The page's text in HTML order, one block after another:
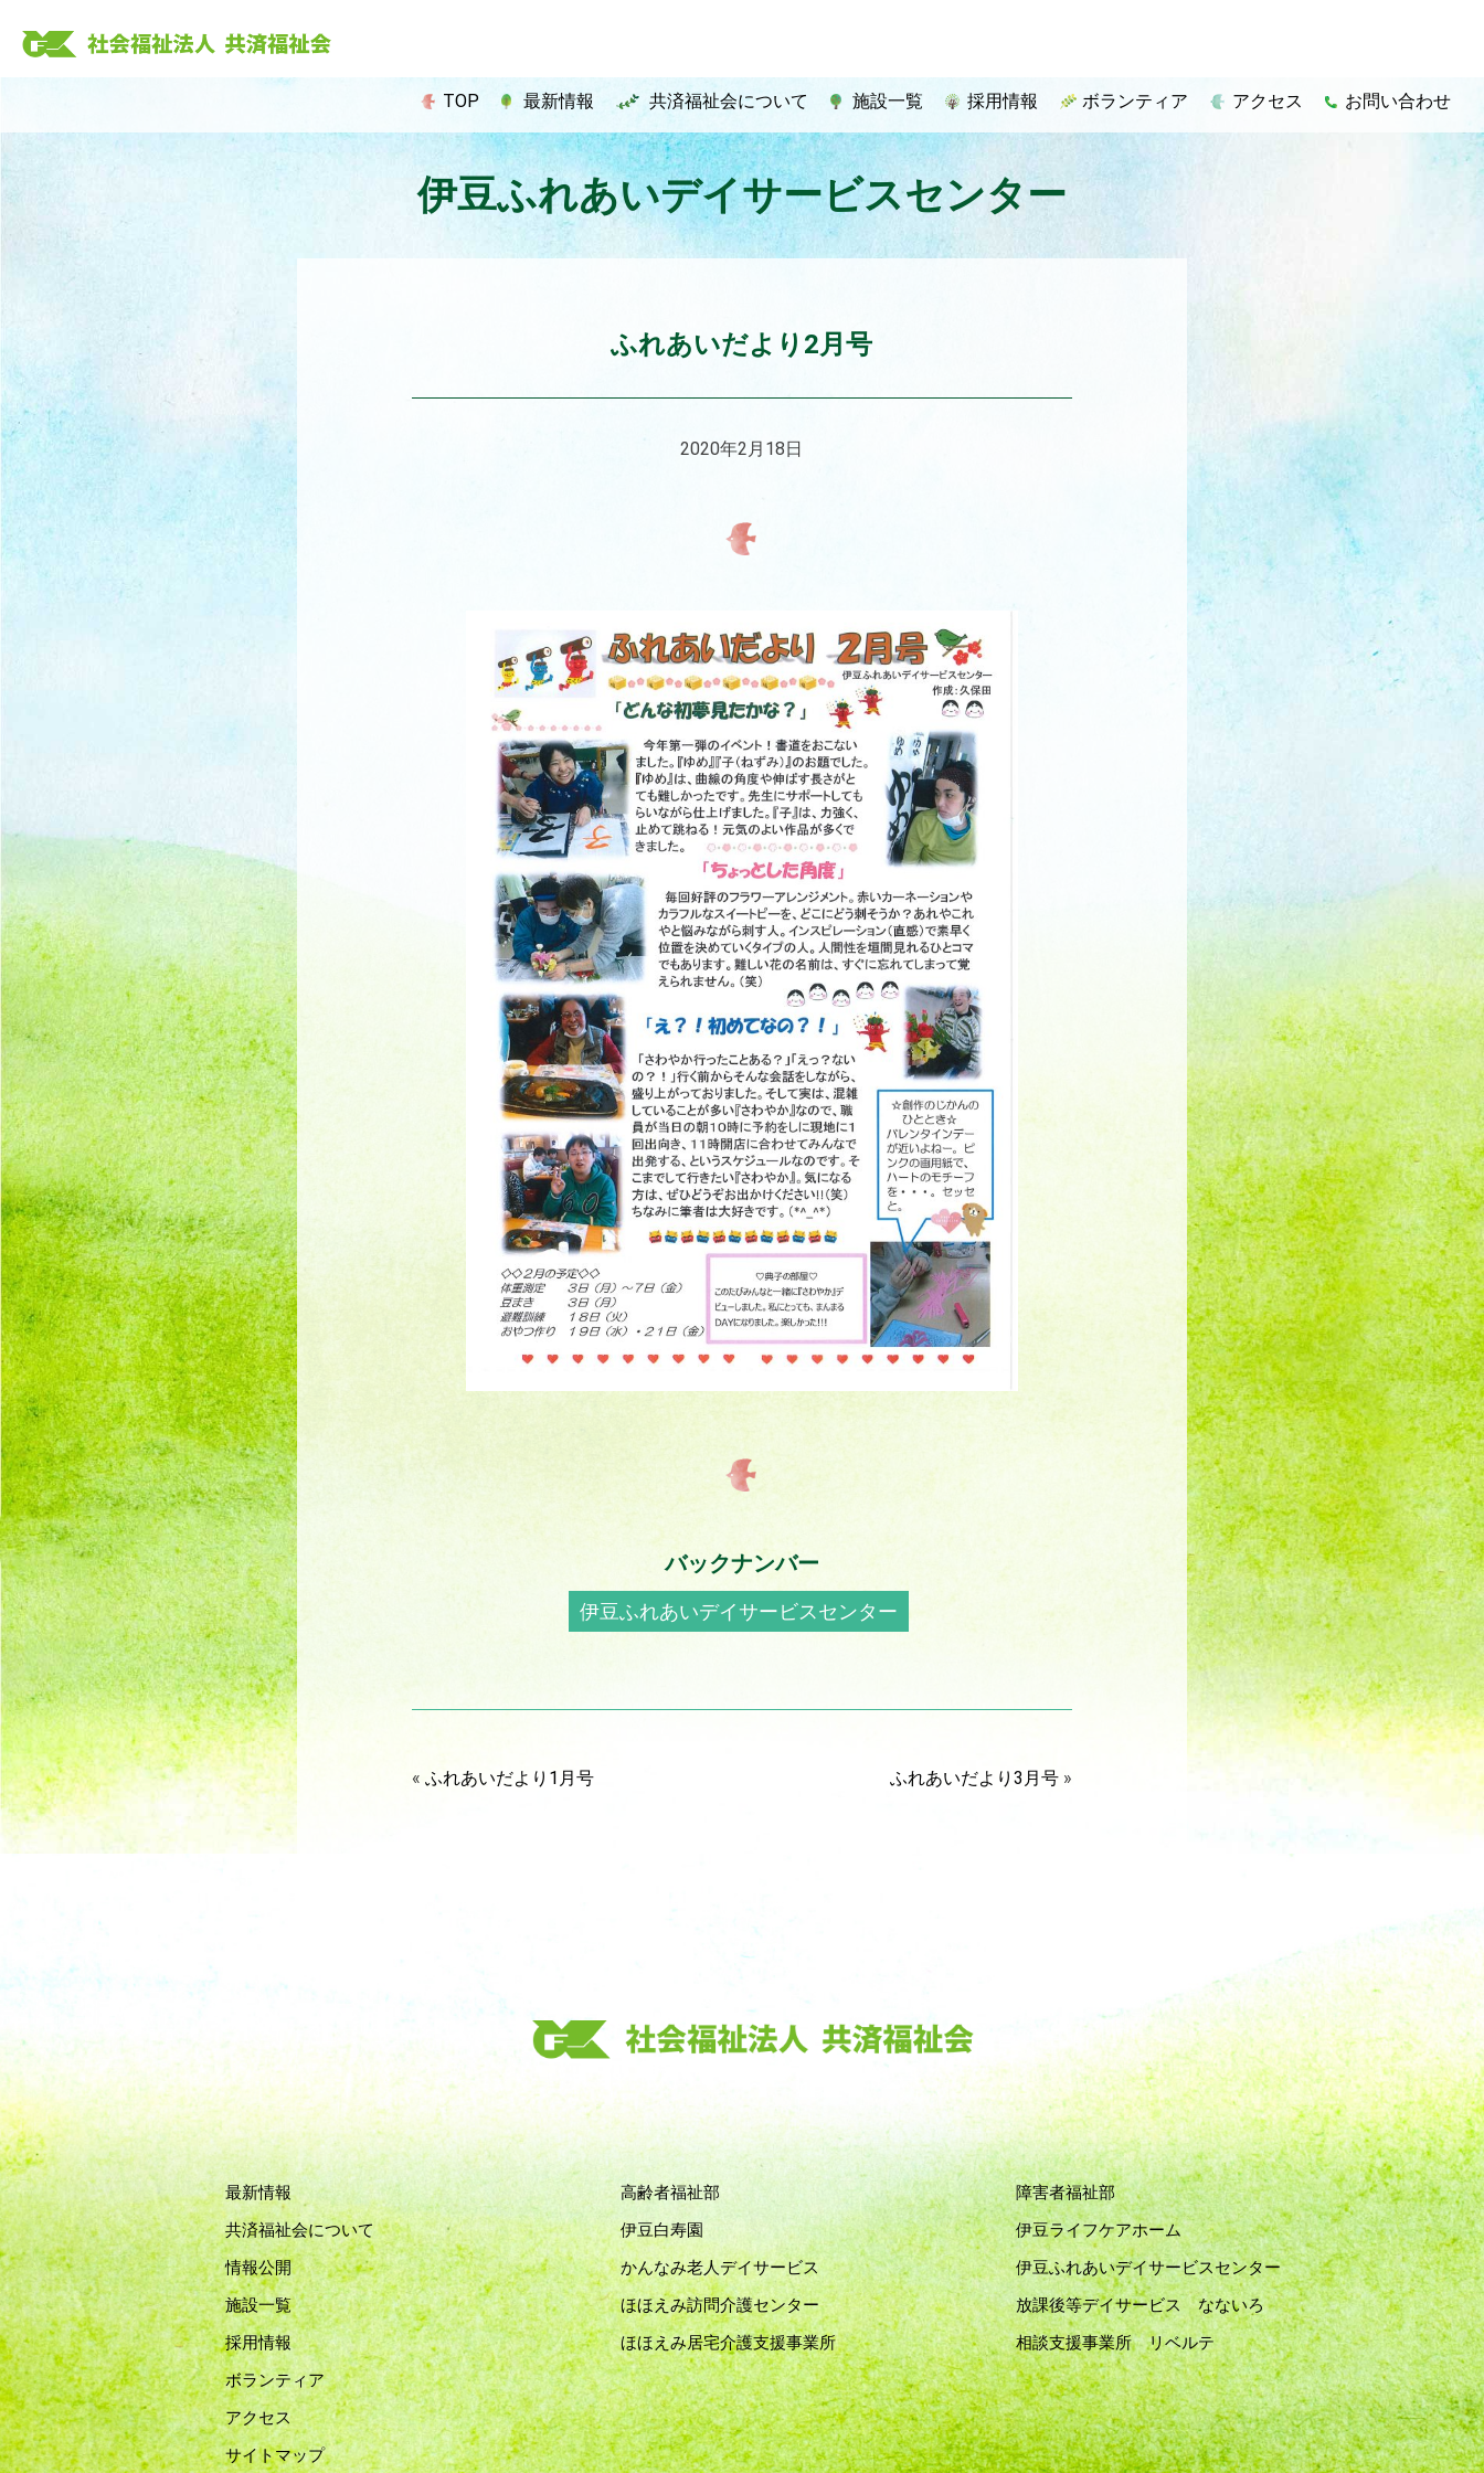
content
TOP
最新情報 共済福祉会について 施設一覧 採用情報 ボランティア アクセス お問い合わせ
伊豆ふれあいデイサービスセンター
ふれあいだより2月号
2020年2月18日
バックナンバー
伊豆ふれあいデイサービスセンター
«ふれあいだより1月号 ふれあいだより3月号»
最新情報
共済福祉会について
情報公開
施設一覧
採用情報
ボランティア
アクセス
サイトマップ
高齢者福祉部
伊豆白寿園
かんなみ老人デイサービス
ほほえみ訪問介護センター
ほほえみ居宅介護支援事業所
障害者福祉部
伊豆ライフケアホーム
伊豆ふれあいデイサービスセンター
放課後等デイサービス なないろ
相談支援事業所 リベルテ